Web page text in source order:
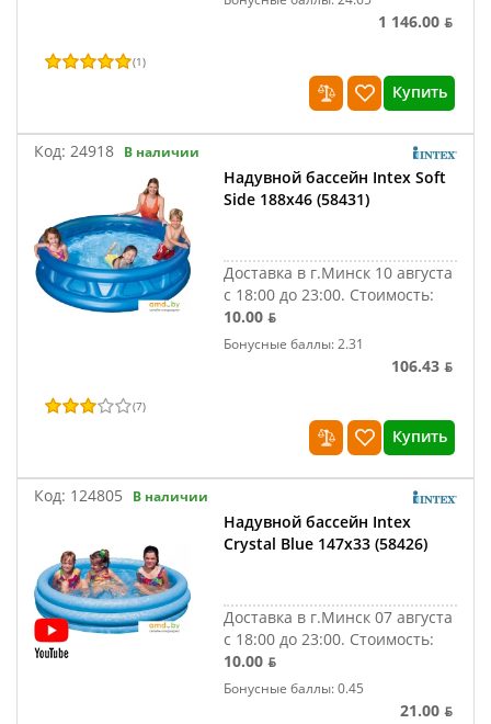
1 146.00 ƃ
(1)
Купить
Код: 24918 В наличии
Надувной бассейн Intex Soft
Side 188х46 (58431)
Доставка в г.Минск 10 августа
с 18:00 до 23:00. Стоимость:
10.00 ƃ
Бонусные баллы: 2.31
106.43 ƃ
(7)
Купить
Код: 124805 В наличии
Надувной бассейн Intex
Crystal Blue 147х33 (58426)
Доставка в г.Минск 07 августа
с 18:00 до 23:00. Стоимость:
10.00 ƃ
Бонусные баллы: 0.45
21.00 ƃ